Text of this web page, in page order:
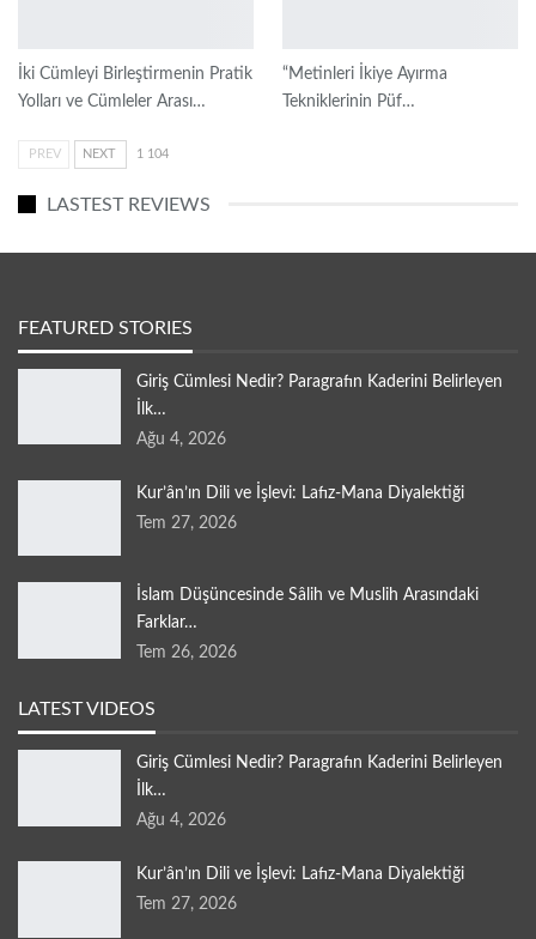
İki Cümleyi Birleştirmenin Pratik
Yolları ve Cümleler Arası…
“Metinleri İkiye Ayırma
Tekniklerinin Püf…
PREV NEXT 1 104
LASTEST REVIEWS
FEATURED STORIES
Giriş Cümlesi Nedir? Paragrafın Kaderini Belirleyen
İlk…
Ağu 4, 2026
Kur’ân’ın Dili ve İşlevi: Lafız-Mana Diyalektiği
Tem 27, 2026
İslam Düşüncesinde Sâlih ve Muslih Arasındaki
Farklar…
Tem 26, 2026
LATEST VIDEOS
Giriş Cümlesi Nedir? Paragrafın Kaderini Belirleyen
İlk…
Ağu 4, 2026
Kur’ân’ın Dili ve İşlevi: Lafız-Mana Diyalektiği
Tem 27, 2026